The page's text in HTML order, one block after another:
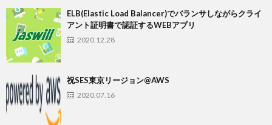
ELB(Elastic Load Balancer)でバランサしながらクライ
アント証明書で認証するWEBアプリ
2020.12.28
祝SES東京リージョン@AWS
2020.07.16